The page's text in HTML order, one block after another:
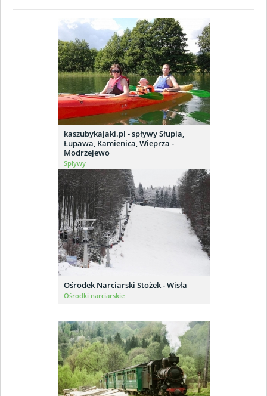
kaszubykajaki.pl - spływy Słupia,
Łupawa, Kamienica, Wieprza -
Modrzejewo
Spływy
Ośrodek Narciarski Stożek - Wisła
Ośrodki narciarskie